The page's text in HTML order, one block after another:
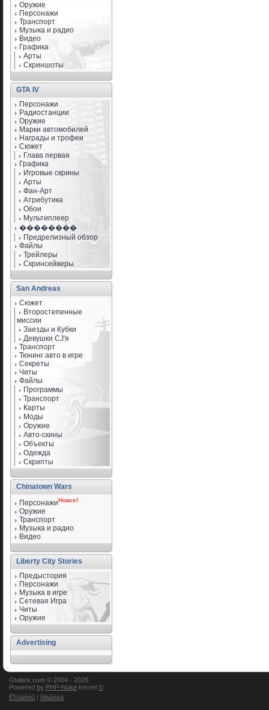
Оружие
Персонажи
Транспорт
Музыка и радио
Видео
Графика
Арты
Скриншоты
GTA IV
Персонажи
Радиостанции
Оружие
Марки автомобилей
Награды и трофеи
Сюжет
Глава первая
Графика
Игровые скрины
Арты
Фан-Арт
Атрибутика
Обои
Мультиплеер
��������
Предрелизный обзор
Файлы
Трейлеры
Скринсейверы
San Andreas
Сюжет
Второстепенные
миссии
Заезды и Кубки
Девушки CJ'я
Транспорт
Тюнинг авто в игре
Секреты
Читы
Файлы
Программы
Транспорт
Карты
Моды
Оружие
Авто-скины
Объекты
Одежда
Скрипты
Chinatown Wars
ПерсонажиНовое!
Оружие
Транспорт
Музыка и радио
Видео
Liberty City Stories
Предыстория
Персонажи
Музыка в игре
Сетевая Игра
Читы
Оружие
Advertising
Gtalark.com © 2004 - 2026
Powered by PHP-Nuke kernel ©
Êîíòàêòû | Ïðàâèëà